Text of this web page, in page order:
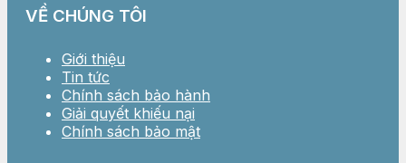
VỀ CHÚNG TÔI
Giới thiệu
Tin tức
Chính sách bảo hành
Giải quyết khiếu nại
Chính sách bảo mật